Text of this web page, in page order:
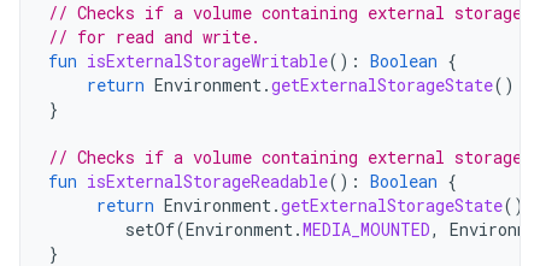
// Checks if a volume containing external storage
// for read and write.
fun isExternalStorageWritable(): Boolean {
return Environment.getExternalStorageState()
}
// Checks if a volume containing external
fun isExternalStorageReadable(): Boolean {
return Environment.getExternalStorageState()
setOf(Environment.MEDIA_MOUNTED,
}